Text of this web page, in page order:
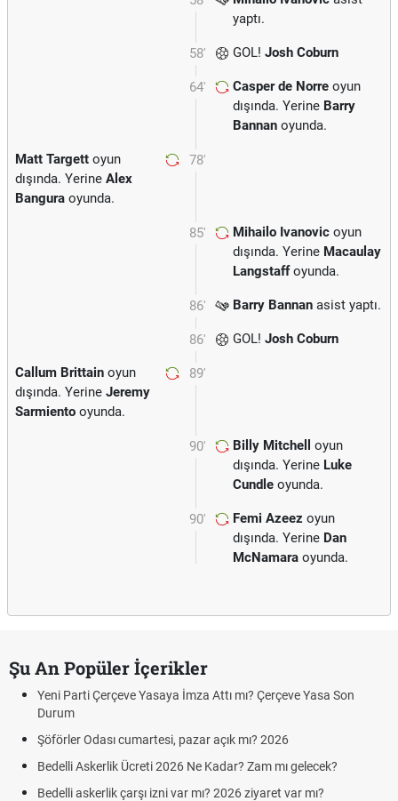
yaptı.
58' GOL! Josh Coburn
64' Casper de Norre oyun
dışında. Yerine Barry
Bannan oyunda.
78'
Matt Targett oyun
dışında. Yerine Alex
Bangura oyunda.
85' Mihailo Ivanovic oyun
dışında. Yerine Macaulay
Langstaffoyunda.
86' Barry Bannan asist yaptı.
86' GOL! Josh Coburn
89'
Callum Brittain oyun
dışında. Yerine Jeremy
Sarmiento oyunda.
90' Billy Mitchell
oyun
dışında. Yerine Luke
Cundle oyunda.
90' Femi Azeez oyun
dışında. Yerine Dan
McNamara oyunda.
Şu An Popüler İçerikler
Yeni Parti Çerçeve Yasaya İmza Attı mı? Çerçeve Yasa Son
Durum
Şöförler Odası cumartesi, pazar açık mı? 2026
Bedelli Askerlik Ücreti 2026 Ne Kadar? Zam mı gelecek?
Bedelli askerlik çarşı izni var mı? 2026 ziyaret var mı?